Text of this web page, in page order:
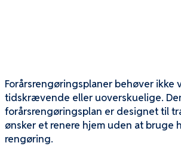
Forårsrengøringsplaner behøver ikke
tidskrævende eller uoverskuelige.
forårsrengøringsplan er designet til
ønsker et renere hjem uden at bruge
rengøring.